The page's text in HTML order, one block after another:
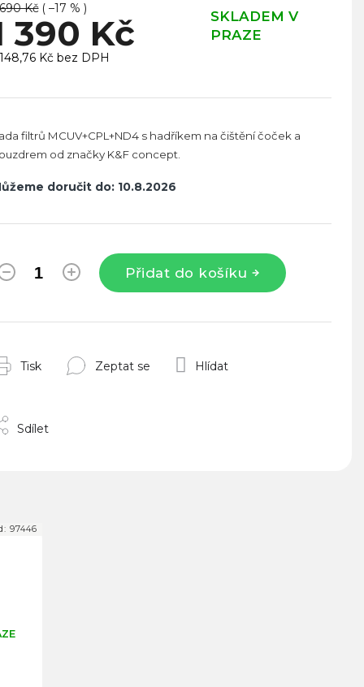
Kč ( –17 % )
390 Kč
SKLADEM V
PRAZE
Kč bez DPH
doručit do: 10.8.2026
Přidat do košíku
filtrů MCUV+CPL+ND4 s hadříkem na čištění čoček a
od značky K&F concept.
Tisk Zeptat se Hlídat
Sdílet
97446